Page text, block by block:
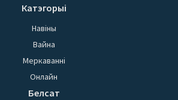
Катэгорыі
Навіны
Вайна
Меркаванні
Онлайн
Белсат